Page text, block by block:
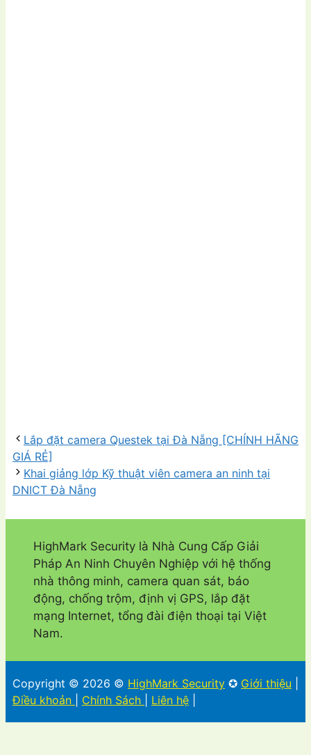
Lắp đặt camera Questek tại Đà Nẵng [CHÍNH HÃNG
GIÁ RẺ]
Khai giảng lớp Kỹ thuật viên camera an ninh tại
DNICT Đà Nẵng
HighMark Security là Nhà Cung Cấp Giải
Pháp An Ninh Chuyên Nghiệp với hệ thống
nhà thông minh, camera quan sát, báo
động, chống trộm, định vị GPS, lắp đặt
mạng Internet, tổng đài điện thoại tại Việt
Nam.
Copyright © 2026 © HighMark Security ✪ Giới thiệu
Điều khoản
Chính Sách Liên hệ